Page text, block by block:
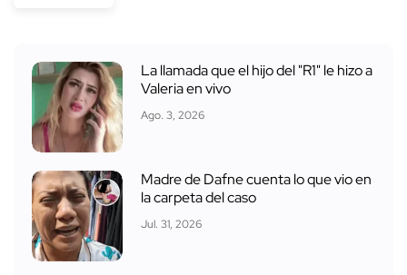
La llamada que el hijo del "R1" le hizo a
Valeria en vivo
Ago. 3, 2026
Madre de Dafne cuenta lo que vio en
la carpeta del caso
Jul. 31, 2026